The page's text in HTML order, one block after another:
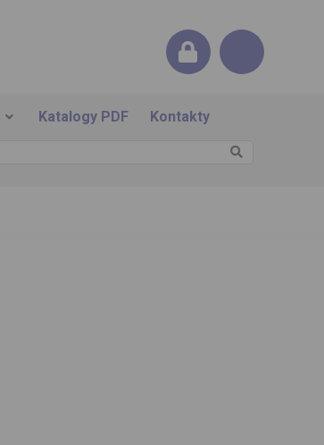
Katalogy PDF Kontakty